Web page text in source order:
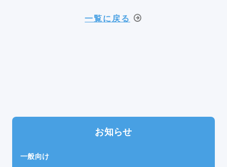
一覧に戻る
お知らせ
一般向け